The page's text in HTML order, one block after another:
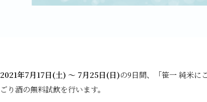
2021年7月17日(土) 〜 7月25日(日)の9日間、「笹一 純米に
ごり酒の無料試飲を行います。